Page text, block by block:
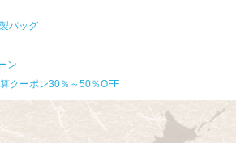
バッグ
ン
クーポン30％～50％OFF